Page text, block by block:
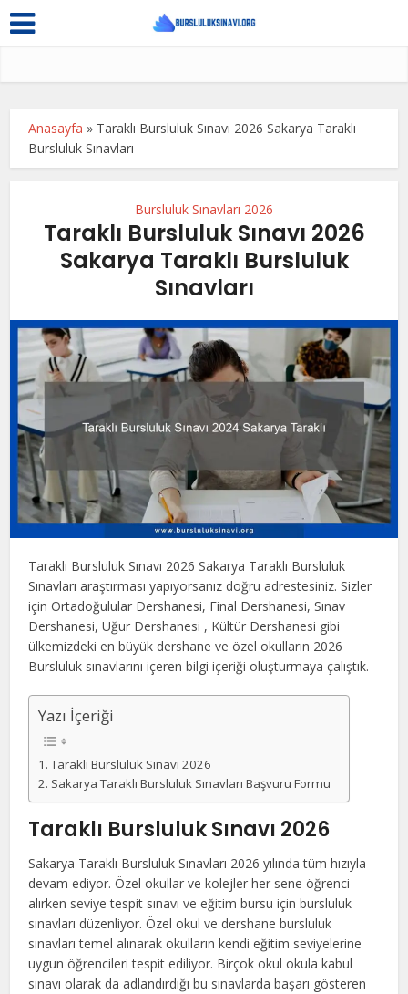
Anasayfa » Taraklı Bursluluk Sınavı 2026 Sakarya Taraklı
Bursluluk Sınavları
Bursluluk Sınavları 2026
Taraklı Bursluluk Sınavı 2026
Sakarya Taraklı Bursluluk
Sınavları
Taraklı Bursluluk Sınavı 2026 Sakarya Taraklı Bursluluk
Sınavları araştırması yapıyorsanız doğru adrestesiniz. Sizler
için Ortadoğulular Dershanesi, Final Dershanesi, Sınav
Dershanesi, Uğur Dershanesi , Kültür Dershanesi gibi
ülkemizdeki en büyük dershane ve özel okulların 2026
Bursluluk sınavlarını içeren bilgi içeriği oluşturmaya çalıştık.
Yazı İçeriği
Taraklı Bursluluk Sınavı 2026
Sakarya Taraklı Bursluluk Sınavları Başvuru Formu
Taraklı Bursluluk Sınavı 2026
Sakarya Taraklı Bursluluk Sınavları 2026 yılında tüm hızıyla
devam ediyor. Özel okullar ve kolejler her sene öğrenci
alırken seviye tespit sınavı ve eğitim bursu için bursluluk
sınavları düzenliyor. Özel okul ve dershane bursluluk
sınavları temel alınarak okulların kendi eğitim seviyelerine
uygun öğrencileri tespit ediliyor. Birçok okul okula kabul
sınavı olarak da adlandırdığı bu sınavlarda başarı gösteren